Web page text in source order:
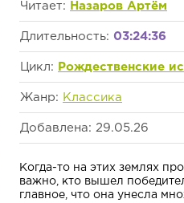
Читает: Назаров Артём
Длительность: 03:24:36
Цикл: Рождественские
Жанр: Классика
Добавлена: 29.05.26
Когда-то на этих землях
важно, кто вышел
главное, что она унесла